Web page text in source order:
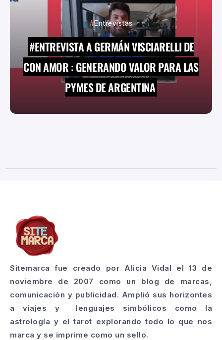
Entrevistas
#ENTREVISTA A GERMÁN VISCIARELLI DE
CON AMOR : GENERANDO VALOR PARA LAS
PYMES DE ARGENTINA
Sitemarca fue creado por Alicia Vidal el 13 de
noviembre de 2007 como un blog de marcas,
comunicación y publicidad. Amplió sus horizontes
a viajes y lenguajes simbólicos como la
astrología y el tarot explorando todo lo que nos
marca y se imprime como un sello.